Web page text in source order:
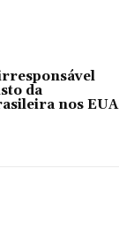
da
nos EUA